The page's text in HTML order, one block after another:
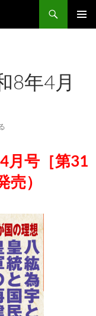
8年4月
月号［第31
）